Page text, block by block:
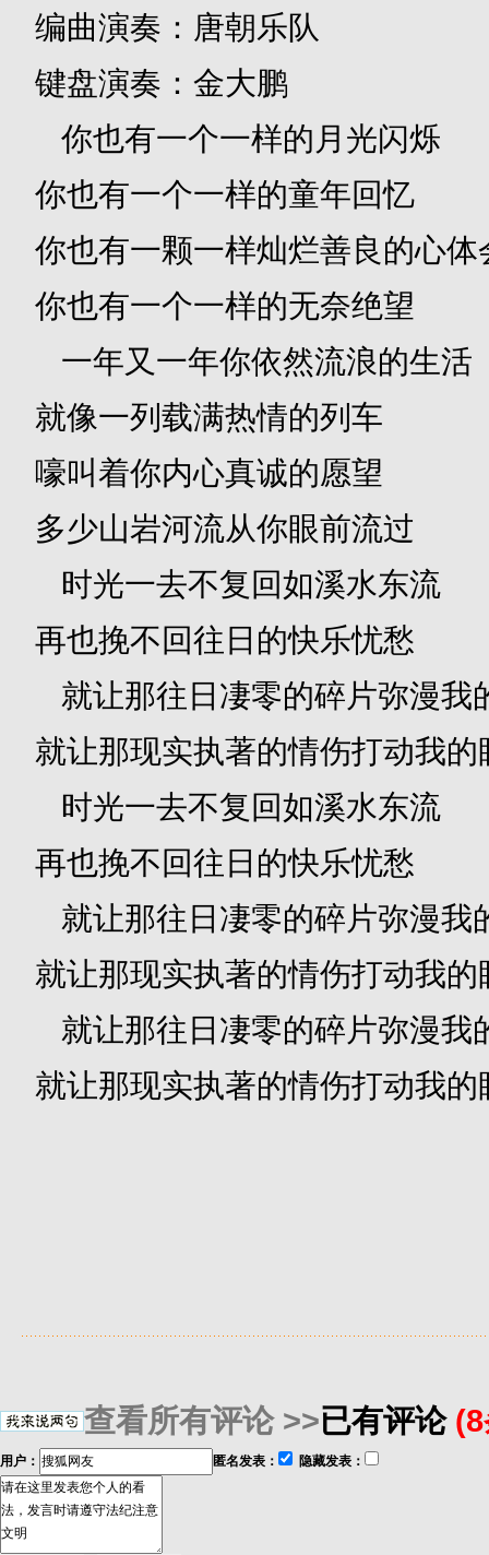
编曲演奏：唐朝乐队
键盘演奏：金大鹏
你也有一个一样的月光闪烁
你也有一个一样的童年回忆
你也有一颗一样灿烂善良的心体
你也有一个一样的无奈绝望
一年又一年你依然流浪的生活
就像一列载满热情的列车
嚎叫着你内心真诚的愿望
多少山岩河流从你眼前流过
时光一去不复回如溪水东流
再也挽不回往日的快乐忧愁
就让那往日凄零的碎片弥漫我
就让那现实执著的情伤打动我的
时光一去不复回如溪水东流
再也挽不回往日的快乐忧愁
就让那往日凄零的碎片弥漫我
就让那现实执著的情伤打动我的
就让那往日凄零的碎片弥漫我
就让那现实执著的情伤打动我的
查看所有评论 >>已有评论
用户： 匿名发表： 隐藏发表：